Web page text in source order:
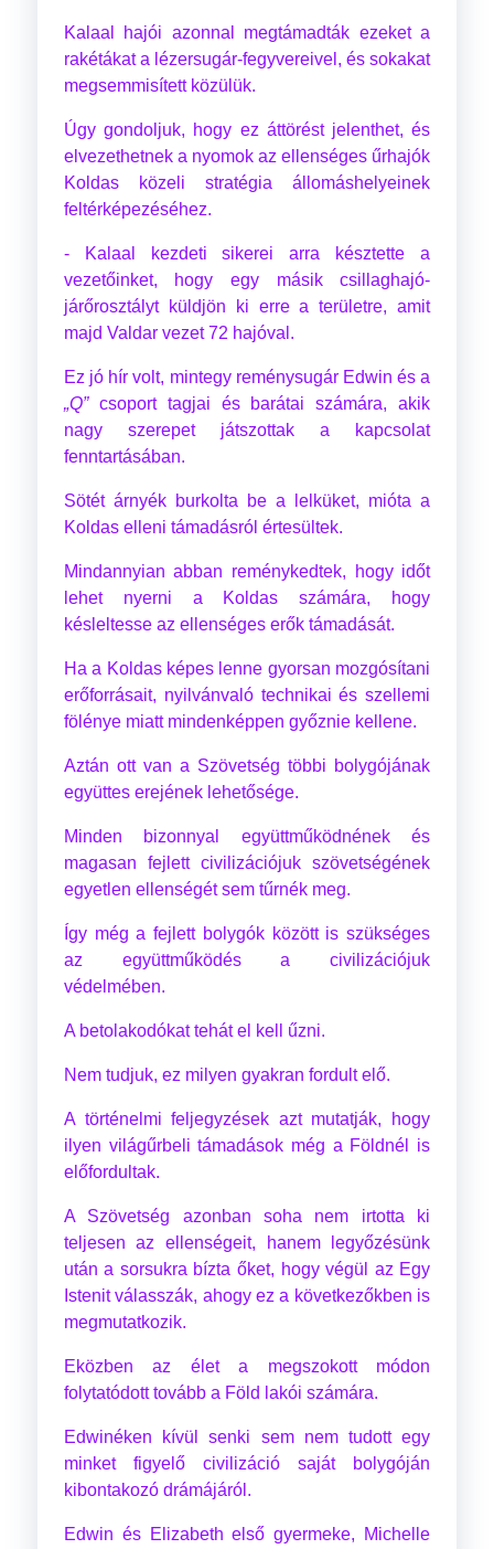
Kalaal hajói azonnal megtámadták ezeket a
rakétákat a lézersugár-fegyvereivel, és sokakat
megsemmisített közülük.
Úgy gondoljuk, hogy ez áttörést jelenthet, és
elvezethetnek a nyomok az ellenséges űrhajók
Koldas közeli stratégia állomáshelyeinek
feltérképezéséhez.
- Kalaal kezdeti sikerei arra késztette a
vezetőinket, hogy egy másik csillaghajó-
járőrosztályt küldjön ki erre a területre, amit
majd Valdar vezet 72 hajóval.
Ez jó hír volt, mintegy reménysugár Edwin és a
„Q”csoport tagjai és barátai számára, akik
nagy szerepet játszottak a kapcsolat
fenntartásában.
Sötét árnyék burkolta be a lelküket, mióta a
Koldas elleni támadásról értesültek.
Mindannyian abban reménykedtek, hogy időt
lehet nyerni a Koldas számára, hogy
késleltesse az ellenséges erők támadását.
Ha a Koldas képes lenne gyorsan mozgósítani
erőforrásait, nyilvánvaló technikai és szellemi
fölénye miatt mindenképpen győznie kellene.
Aztán ott van a Szövetség többi bolygójának
együttes erejének lehetősége.
Minden bizonnyal együttműködnének és
magasan fejlett civilizációjuk szövetségének
egyetlen ellenségét sem tűrnék meg.
Így még a fejlett bolygók között is szükséges
az együttműködés a civilizációjuk
védelmében.
A betolakodókat tehát el kell űzni.
Nem tudjuk, ez milyen gyakran fordult elő.
A történelmi feljegyzések azt mutatják, hogy
ilyen világűrbeli támadások még a Földnél is
előfordultak.
A Szövetség azonban soha nem irtotta ki
teljesen az ellenségeit, hanem legyőzésünk
után a sorsukra bízta őket, hogy végül az Egy
Istenit válasszák, ahogy ez a következőkben is
megmutatkozik.
Eközben az élet a megszokott módon
folytatódott tovább a Föld lakói számára.
Edwinéken kívül senki sem nem tudott egy
minket figyelő civilizáció saját bolygóján
kibontakozó drámájáról.
Edwin és Elizabeth első gyermeke, Michelle